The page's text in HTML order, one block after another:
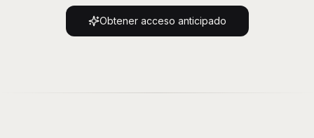
Obtener acceso anticipado